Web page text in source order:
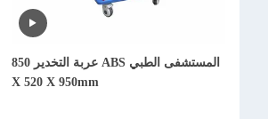
المستشفى الطبي ABS عربة التخدير 850
X 520 X 950mm